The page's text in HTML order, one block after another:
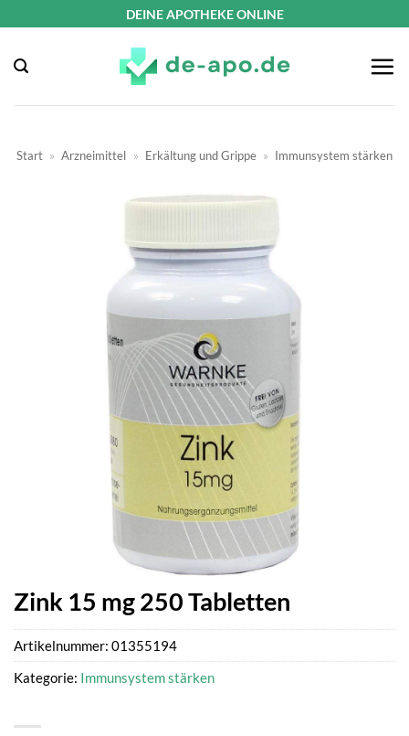
springen
DEINE APOTHEKE ONLINE
Start » Arzneimittel » Erkältung und Grippe » Immunsystem stärken
Zink 15 mg 250 Tabletten
Artikelnummer: 01355194
Kategorie: Immunsystem stärken